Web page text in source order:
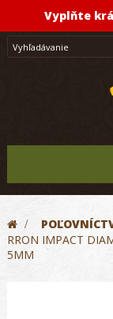
Vyplňte
>
RRON IMPACT
5MM